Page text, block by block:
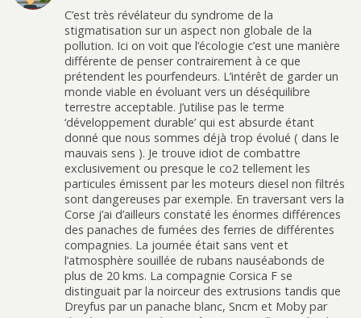
C’est très révélateur du syndrome de la
stigmatisation sur un aspect non globale de la
pollution. Ici on voit que l’écologie c’est une manière
différente de penser contrairement à ce que
prétendent les pourfendeurs. L’intérêt de garder un
monde viable en évoluant vers un déséquilibre
terrestre acceptable. J’utilise pas le terme
‘développement durable’ qui est absurde étant
donné que nous sommes déjà trop évolué ( dans le
mauvais sens ). Je trouve idiot de combattre
exclusivement ou presque le co2 tellement les
particules émissent par les moteurs diesel non filtrés
sont dangereuses par exemple. En traversant vers la
Corse j’ai d’ailleurs constaté les énormes différences
des panaches de fumées des ferries de différentes
compagnies. La journée était sans vent et
l’atmosphère souillée de rubans nauséabonds de
plus de 20 kms. La compagnie Corsica F se
distinguait par la noirceur des extrusions tandis que
Dreyfus par un panache blanc, Sncm et Moby par